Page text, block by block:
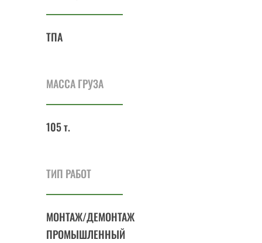
ТПА
МАССА ГРУЗА
105 т.
ТИП РАБОТ
МОНТАЖ/ДЕМОНТАЖ
ПРОМЫШЛЕННЫЙ